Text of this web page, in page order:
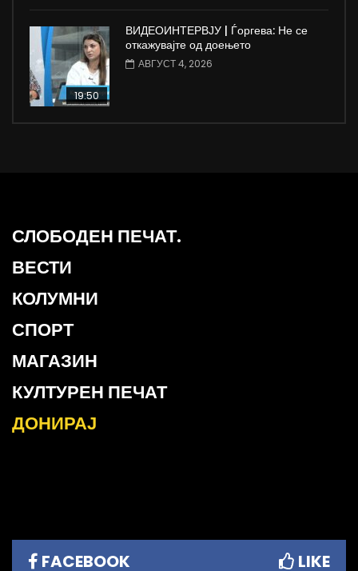
19:50
ВИДЕОИНТЕРВЈУ | Ѓоргева: Не се
откажувајте од доењето
АВГУСТ 4, 2026
СЛОБОДЕН ПЕЧАТ.
ВЕСТИ
КОЛУМНИ
СПОРТ
МАГАЗИН
КУЛТУРЕН ПЕЧАТ
ДОНИРАЈ
FACEBOOK LIKE